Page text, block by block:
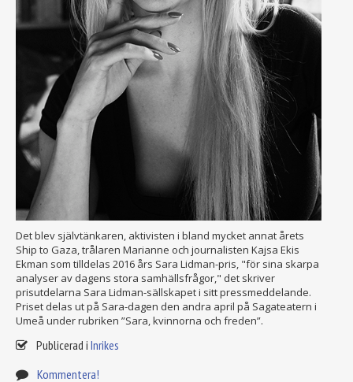
Det blev självtänkaren, aktivisten i bland mycket annat årets
Ship to Gaza, trålaren Marianne och journalisten Kajsa Ekis
Ekman som tilldelas 2016 års Sara Lidman-pris, "för sina skarpa
analyser av dagens stora samhällsfrågor," det skriver
prisutdelarna Sara Lidman-sällskapet i sitt pressmeddelande.
Priset delas ut på Sara-dagen den andra april på Sagateatern i
Umeå under rubriken ”Sara, kvinnorna och freden”.
Publicerad i Inrikes
Kommentera!